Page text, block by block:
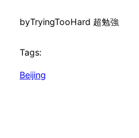
byTryingTooHard 超勉強
Tags:
Beijing